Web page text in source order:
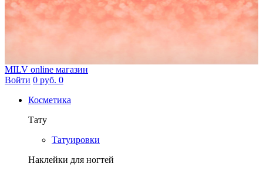
MILV online магазин
Войти 0 руб. 0
Косметика
Тату
Татуировки
Наклейки для ногтей